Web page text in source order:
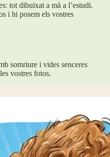
tot dibuixat a mà a l’estudi.
i hi posem els vostres
somriure i vides senceres
vostres fotos.